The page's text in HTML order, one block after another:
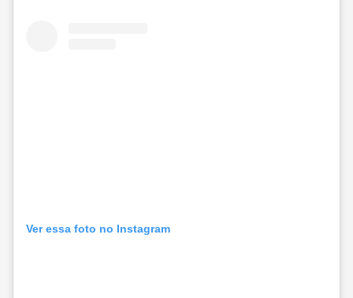
Ver essa foto no Instagram